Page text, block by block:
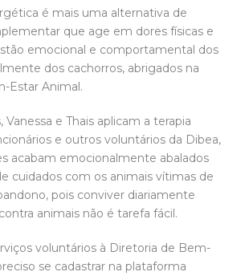
é mais uma alternativa de
que age em dores físicas e
emocional e comportamental dos
dos cachorros, abrigados na
Estar Animal.
e Thais aplicam a terapia
e outros voluntários da Dibea,
acabam emocionalmente abalados
cuidados com os animais vítimas de
pois conviver diariamente
animais não é tarefa fácil.
voluntários à Diretoria de Bem-
se cadastrar na plataforma